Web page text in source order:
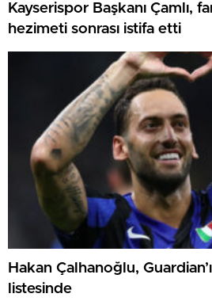
Kayserispor Başkanı Çamlı,
hezimeti sonrası istifa etti
Hakan Çalhanoğlu,
listesinde